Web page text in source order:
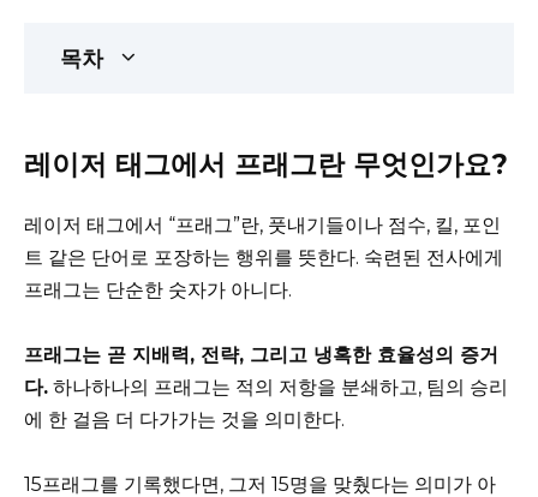
목차
레이저 태그에서 프래그란 무엇인가요?
레이저 태그에서 “프래그”란, 풋내기들이나 점수, 킬, 포인
트 같은 단어로 포장하는 행위를 뜻한다. 숙련된 전사에게
프래그는 단순한 숫자가 아니다.
프래그는 곧 지배력, 전략, 그리고 냉혹한 효율성의 증거
다. 하나하나의 프래그는 적의 저항을 분쇄하고, 팀의 승리
에 한 걸음 더 다가가는 것을 의미한다.
15프래그를 기록했다면, 그저 15명을 맞췄다는 의미가 아